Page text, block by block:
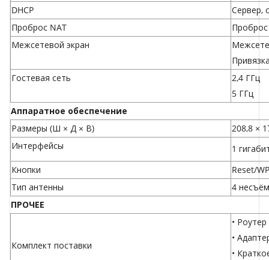
DHCP
Сервер,
Проброс NAT
Проброс
Межсетевой экран
Гостевая сеть
2,4 ГГц
5 ГГц
Аппаратное обеспечение
Размеры (Ш × Д × В)
208,8 ×
Интерфейсы
1
Кнопки
Reset/
Тип антенны
4
ПРОЧЕЕ
Комплект поставки
• Роутер
•
•